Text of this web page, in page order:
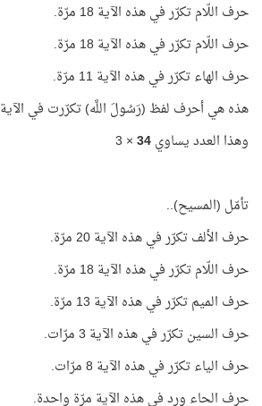
حرف اللّام تكرّر في هذه الآية 18 مرّة.
حرف اللّام تكرّر في هذه الآية 18 مرّة.
حرف الهاء تكرّر في هذه الآية 11 مرّة.
هذه هي أحرف لفظ (رَسُولَ اللَّه) تكرّرت في الآية
وهذا العدد يساوي34
× 3
تأمّل (المسيح)..
حرف الألف تكرّر في هذه الآية 20 مرّة.
حرف اللّام تكرّر في هذه الآية 18 مرّة.
حرف الميم تكرّر في هذه الآية 13 مرّة.
حرف السين تكرّر في هذه الآية 3 مرّات.
حرف الياء تكرّر في هذه الآية 8 مرّات.
حرف الحاء ورد في هذه الآية مرّة واحدة.